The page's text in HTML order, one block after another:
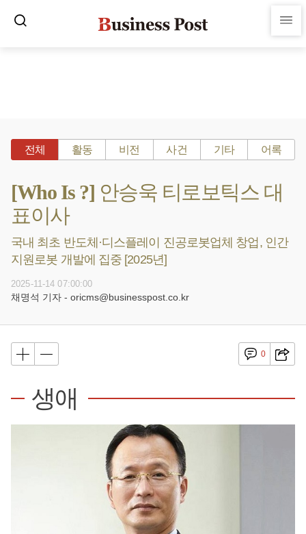
전체 활동 비전 사건 기타 어록
[Who Is ?] 안승욱 티로보틱스 대
표이사
국내 최초 반도체·디스플레이 진공로봇업체 창업, 인간
지원로봇 개발에 집중 [2025년]
2025-11-14 07:00:00
채명석 기자 - oricms@businesspost.co.kr
0
생애